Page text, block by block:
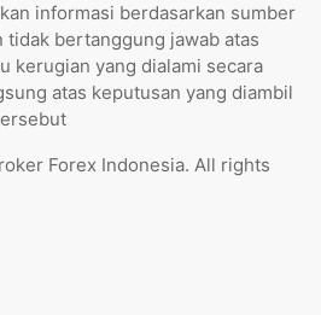
informasi berdasarkan sumber
tidak bertanggung jawab atas
kerugian yang dialami secara
atas keputusan yang diambil
Forex Indonesia. All rights